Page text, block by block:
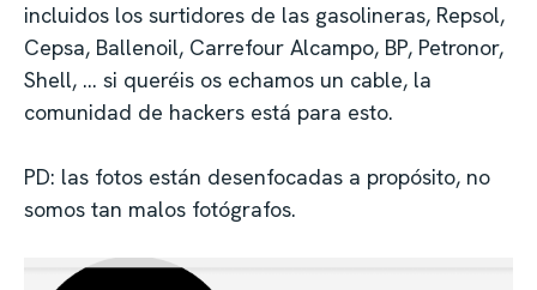
incluidos los surtidores de las gasolineras, Repsol,
Cepsa, Ballenoil, Carrefour Alcampo, BP, Petronor,
Shell, … si queréis os echamos un cable, la
comunidad de hackers está para esto.
PD: las fotos están desenfocadas a propósito, no
somos tan malos fotógrafos.